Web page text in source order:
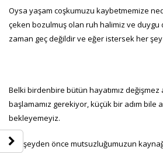
Oysa yaşam coşkumuzu kaybetmemize
çeken bozulmuş olan ruh halimiz ve duygu
zaman geç değildir ve eğer istersek her
Belki birdenbire bütün hayatımız
başlamamız gerekiyor, küçük bir adım bile
bekleyemeyiz.
Her şeyden önce mutsuzluğumuzun